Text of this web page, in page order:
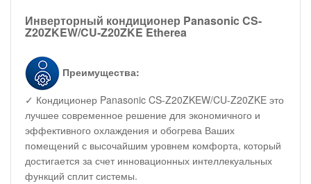
Инверторный кондиционер Panasonic CS-
Z20ZKEW/CU-Z20ZKE Etherea
Преимущества:
✓ Кондиционер Panasonic CS-Z20ZKEW/CU-Z20ZKE это
лучшее современное решение для экономичного и
эффективного охлаждения и обогрева Ваших
помещений с высочайшим уровнем комфорта, который
достигается за счет инновационных интеллекуальных
функций сплит системы.